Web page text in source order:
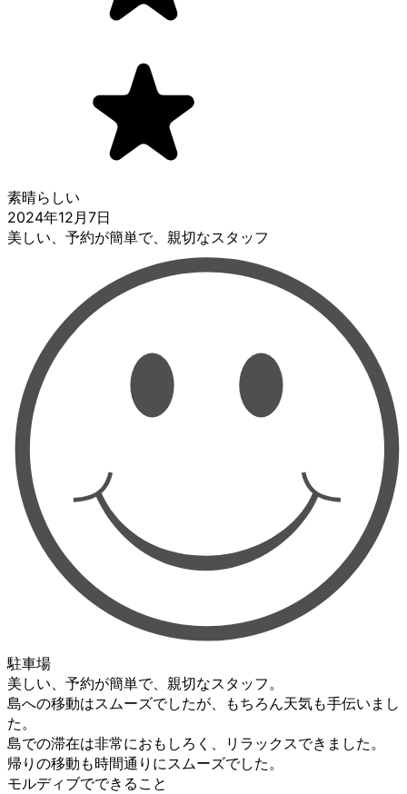
素晴らしい
2024年12月7日
美しい、予約が簡単で、親切なスタッフ
駐車場
美しい、予約が簡単で、親切なスタッフ。
島への移動はスムーズでしたが、もちろん天気も手伝いまし
た。
島での滞在は非常におもしろく、リラックスできました。
帰りの移動も時間通りにスムーズでした。
モルディブでできること